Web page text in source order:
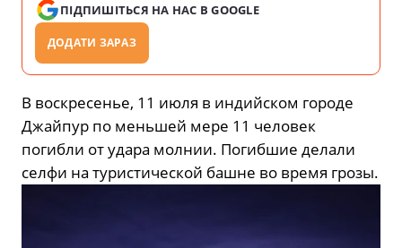
ПІДПИШІТЬСЯ НА НАС В GOOGLE
ДОДАТИ ЗАРАЗ
В воскресенье, 11 июля в индийском городе
Джайпур по меньшей мере 11 человек
погибли от удара молнии. Погибшие делали
селфи на туристической башне во время грозы.